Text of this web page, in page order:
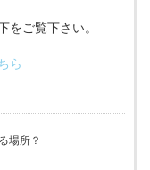
をご覧下さい。
ら
場所？